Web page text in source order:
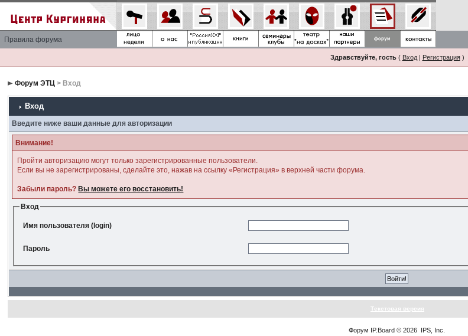
Правила форума
Здравствуйте, гость( Вход| Регистрация)
Форум ЭТЦ > Вход
Вход
Введите ниже ваши данные для авторизации
Внимание!
Пройти авторизацию могут только зарегистрированные пользователи.
Если вы не зарегистрированы, сделайте это, нажав на ссылку «Регистрация» в верхней части форума.
Забыли пароль? Вы можете его восстановить!
Вход
Имя пользователя (login)
Пароль
Текстовая версия
Форум IP.Board © 2026 IPS, Inc